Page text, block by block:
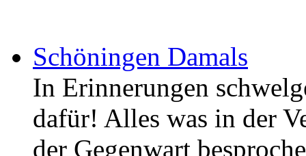
Schöningen Damals
In Erinnerungen
dafür! Alles was in der
der Gegenwart